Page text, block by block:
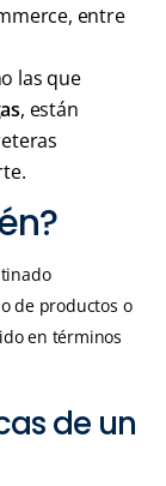
entre
las que
, están
de productos o
en términos
de un